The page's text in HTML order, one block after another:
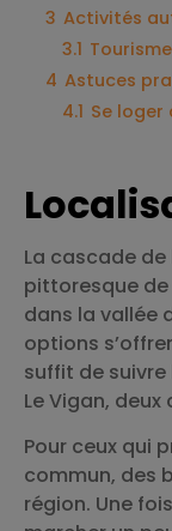
3 Activités
3.1
4 Astuces
4.1 Se loger
La cascade
pittoresque de
dans la vallée
options
suffit de
Le Vigan,
Pour ceux qui
commun, des
région. Une